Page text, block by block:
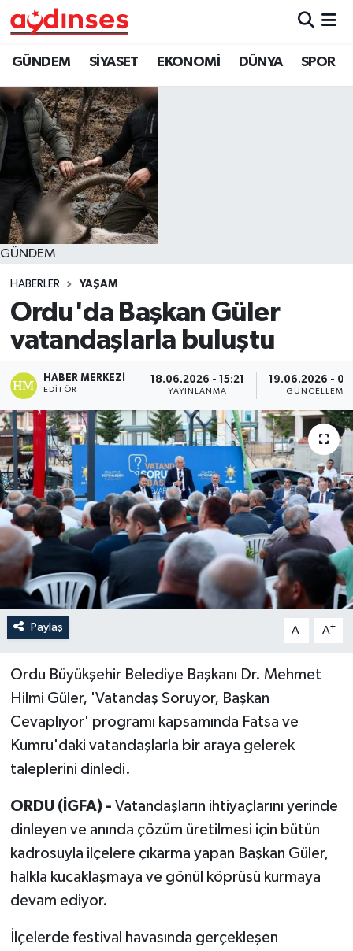
GÜNDEM SİYASET EKONOMİ DÜNYA SPOR
GÜNDEM
HABERLER YAŞAM
Ordu'da Başkan Güler
vatandaşlarla buluştu
HABER MERKEZI
EDITÖR
18.06.2026 - 15:21
YAYINLANMA
19.06.2026 -
GÜNCELLEME
Paylaş A- A+
Ordu Büyükşehir Belediye Başkanı Dr. Mehmet
Hilmi Güler, 'Vatandaş Soruyor, Başkan
Cevaplıyor' programı kapsamında Fatsa ve
Kumru'daki vatandaşlarla bir araya gelerek
taleplerini dinledi.
ORDU (İGFA) - Vatandaşların ihtiyaçlarını yerinde
dinleyen ve anında çözüm üretilmesi için bütün
kadrosuyla ilçelere çıkarma yapan Başkan Güler,
halkla kucaklaşmaya ve gönül köprüsü kurmaya
devam ediyor.
İlçelerde festival havasında gerçekleşen
GÜNDEM
SİYASET
EKONOMİ
DÜNYA
SPOR
MAGAZİN
YAŞAM
Nöbetçi Eczaneler
Hava Durumu
Aydin Namaz Vakitleri
Trafik Durumu
Süper Lig Puan Durumu ve Fikstür
Tüm Manşetler
Son Dakika Haberleri
Haber Arşivi